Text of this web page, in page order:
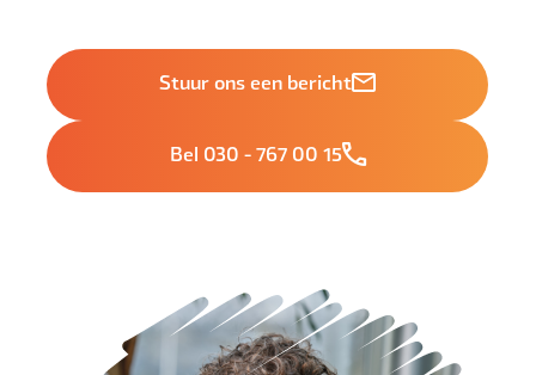
Stuur ons een bericht
Bel 030 - 767 00 15